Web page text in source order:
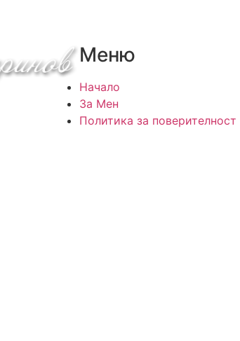
Меню
Начало
За Мен
Политика за поверителност